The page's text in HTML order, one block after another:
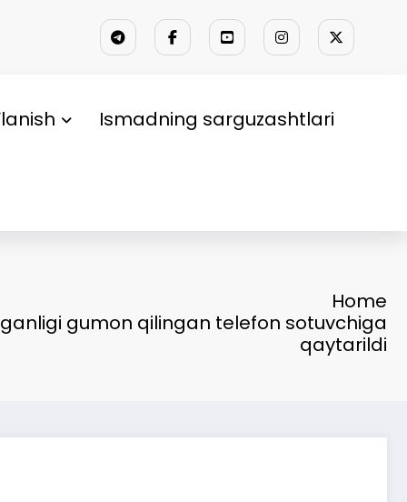
Ismadning sarguzashtlari
Home
gumon qilingan telefon sotuvchiga
qaytarildi